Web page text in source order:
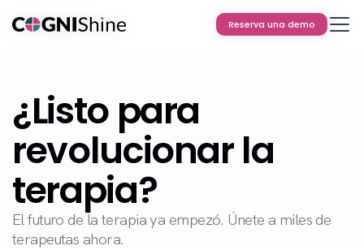
Reserva una demo
¿Listo para
revolucionar la
terapia?
El futuro de la terapia ya empezó. Únete a miles de
terapeutas ahora.
Reserva una demo